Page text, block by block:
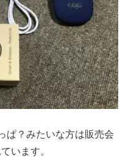
ぱ？みたいな方は販売会
います。